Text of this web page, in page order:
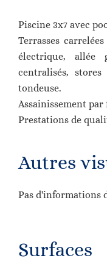
Piscine 3x7 avec
Terrasses
électrique, allée
centralisés,
tondeuse.
Assainissement par
Prestations de
Autres
Pas d'informations
Surfaces